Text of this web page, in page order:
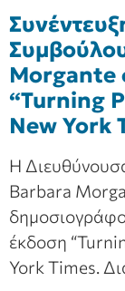
Morgante
“Turning
New York
Η
Barbara
δημοσιογράφο
έκδοση
York Times.